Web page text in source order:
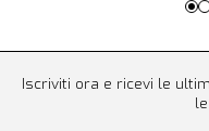
Iscriviti ora e ricevi le